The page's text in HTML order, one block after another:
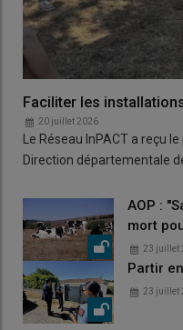
Faciliter les
20 juillet 2026
Le Réseau InPACT a reçu
Direction départementale
AOP :
mort
23 juillet
Partir
23 juillet